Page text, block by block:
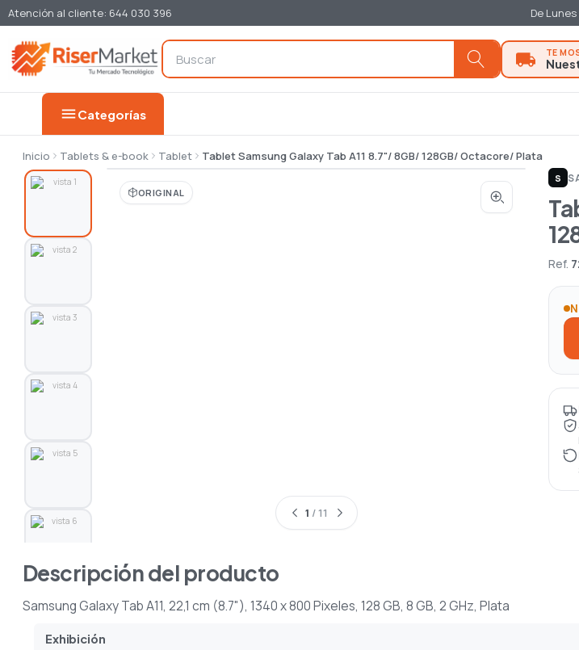
Atención al cliente: 644 030 396 De
menuCategorías
Inicio Tablets & e-book Tablet Tablet Samsung Galaxy Tab A11 8.7"/ 8GB/ 128GB/ Octacore/ Plata
ORIGINAL
1 / 11
S
Ref.
Descripción del producto
Samsung Galaxy Tab A11, 22,1 cm (8.7"), 1340 x 800 Pixeles, 128 GB, 8 GB, 2 GHz, Plata
Exhibición